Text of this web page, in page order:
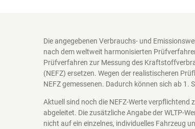
Die angegebenen Verbrauchs- und
nach dem weltweit harmonisierten
Prüfverfahren zur Messung des
(NEFZ) ersetzen. Wegen der realistischeren
NEFZ gemessenen. Dadurch können sich ab
Aktuell sind noch die NEFZ-Werte verpflichtend
abgeleitet. Die zusätzliche Angabe der WLTP-
nicht auf ein einzelnes, individuelles Fahrzeug